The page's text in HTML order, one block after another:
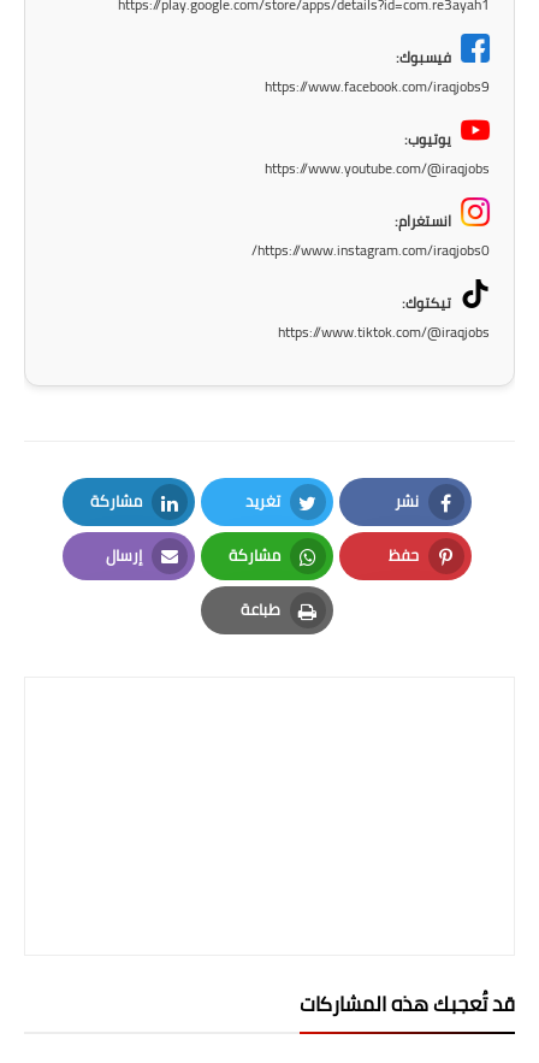
نتائج القبول المركزي
العطل
صحة وطب
فن ومشاهير
فيسبوك:
https://www.facebook.com/iraqjobs9
يوتيوب:
https://www.youtube.com/@iraqjobs
انستغرام:
https://www.instagram.com/iraqjobs0/
تيكتوك:
https://www.tiktok.com/@iraqjobs
نشر
Facebook
تغريد
Twitter
مشاركة
LinkedIn
حفظ
Pinterest
مشاركة
Whatsapp
إرسال
Email
طباعة
Print
قد تُعجبك هذه المشاركات